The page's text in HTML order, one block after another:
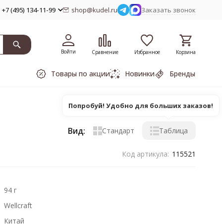
+7 (495) 134-11-99 shop@kudel.ru Заказать звонок
Войти Сравнение Избранное Корзина
Товары по акции Новинки Бренды
Вид: Стандарт Таблица
Код артикула: 115521
94 г
Wellcraft
Китай
Попробуй! Удобно для больших заказов!